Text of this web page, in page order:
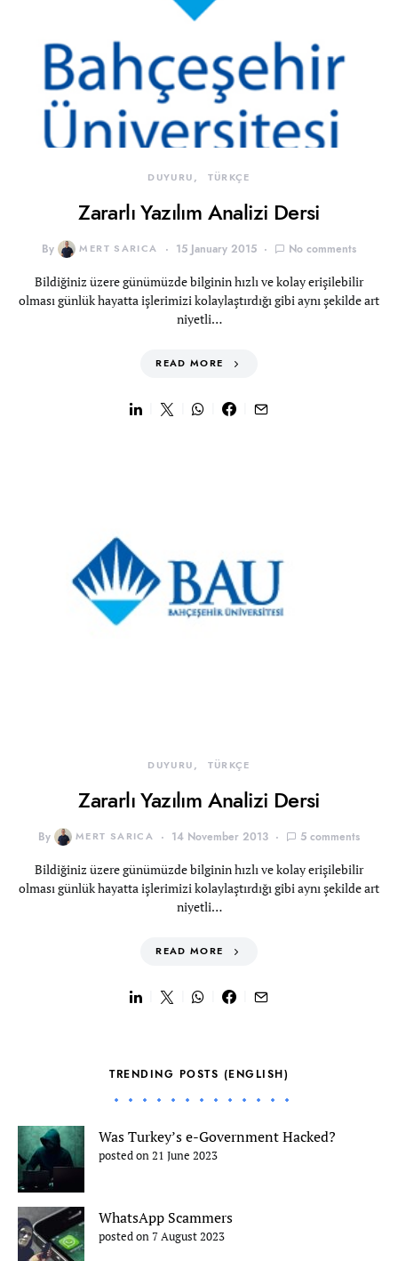
DUYURU TÜRKÇE
Zararlı Yazılım Analizi Dersi
By MERT SARICA 15 January 2015 No comments
Bildiğiniz üzere günümüzde bilginin hızlı ve kolay erişilebilir
olması günlük hayatta işlerimizi kolaylaştırdığı gibi aynı şekilde art
niyetli…
READ MORE
DUYURU TÜRKÇE
Zararlı Yazılım Analizi Dersi
By MERT SARICA 14 November 2013 5 comments
Bildiğiniz üzere günümüzde bilginin hızlı ve kolay erişilebilir
olması günlük hayatta işlerimizi kolaylaştırdığı gibi aynı şekilde art
niyetli…
READ MORE
TRENDING POSTS (ENGLISH)
Was Turkey’s e-Government Hacked?
posted on 21 June 2023
WhatsApp Scammers
posted on 7 August 2023